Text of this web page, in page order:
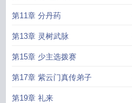
第11章 分丹药
第13章 灵树武脉
第15章 少主选拨赛
第17章 紫云门真传弟子
第19章 礼来